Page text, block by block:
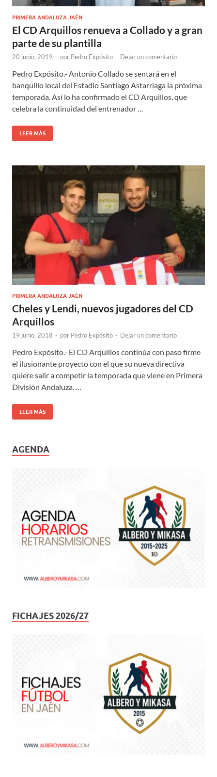
PRIMERA ANDALUZA JAÉN
El CD Arquillos renueva a Collado y a gran
parte de su plantilla
20 junio, 2019 - por Pedro Expósito - Dejar un comentario
Pedro Expósito.- Antonio Collado se sentará en el
banquillo local del Estadio Santiago Astarriaga la próxima
temporada. Así lo ha confirmado el CD Arquillos, que
celebra la continuidad del entrenador …
LEER MÁS
PRIMERA ANDALUZA JAÉN
Cheles y Lendi, nuevos jugadores del CD
Arquillos
19 junio, 2018 - por Pedro Expósito - Dejar un comentario
Pedro Expósito.- El CD Arquillos continúa con paso firme
el ilusionante proyecto con el que su nueva directiva
quiere salir a competir la temporada que viene en Primera
División Andaluza. …
LEER MÁS
AGENDA
FICHAJES 2026/27